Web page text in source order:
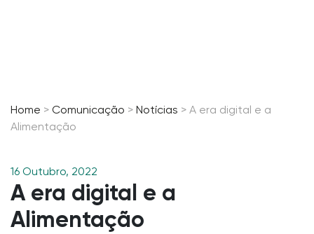
Home > Comunicação > Notícias > A era digital e a
Alimentação
16 Outubro, 2022
A era digital e a
Alimentação